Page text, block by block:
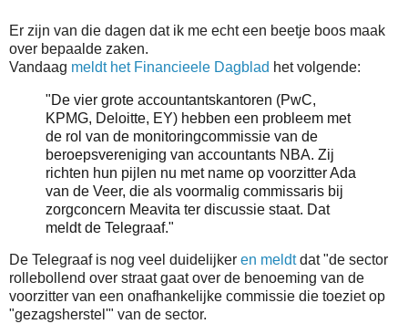
Er zijn van die dagen dat ik me echt een beetje boos maak
over bepaalde zaken.
Vandaag meldt het Financieele Dagblad het volgende:
"De vier grote accountantskantoren (PwC,
KPMG, Deloitte, EY) hebben een probleem met
de rol van de monitoringcommissie van de
beroepsvereniging van accountants NBA. Zij
richten hun pijlen nu met name op voorzitter Ada
van de Veer, die als voormalig commissaris bij
zorgconcern Meavita ter discussie staat. Dat
meldt de Telegraaf."
De Telegraaf is nog veel duidelijker en meldtdat "de sector
rollebollend over straat gaat over de benoeming van de
voorzitter van een onafhankelijke commissie die toeziet op
"gezagsherstel'" van de sector.